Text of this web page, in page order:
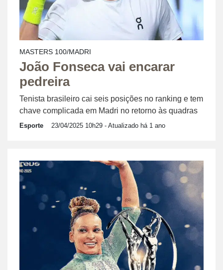
MASTERS 100/MADRI
João Fonseca vai encarar
pedreira
Tenista brasileiro cai seis posições no ranking e tem
chave complicada em Madri no retorno às quadras
Esporte 23/04/2025 10h29 - Atualizado há 1 ano